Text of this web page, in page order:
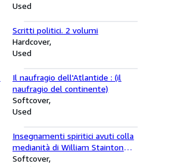
Used
Scritti politici. 2 volumi
Hardcover
Used
Il naufragio dell'Atlantide : (il
naufragio del continente)
Softcover
Used
Insegnamenti spiritici avuti colla
medianità di William Stainton
Moses.
Softcover